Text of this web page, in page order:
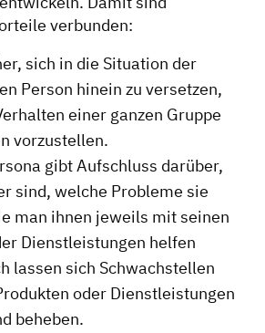
verbunden:
sich in die Situation der
Person hinein zu versetzen,
einer ganzen Gruppe
vorzustellen.
gibt Aufschluss darüber,
sind, welche Probleme sie
man ihnen jeweils mit seinen
Dienstleistungen helfen
lassen sich Schwachstellen
oder Dienstleistungen
beheben.